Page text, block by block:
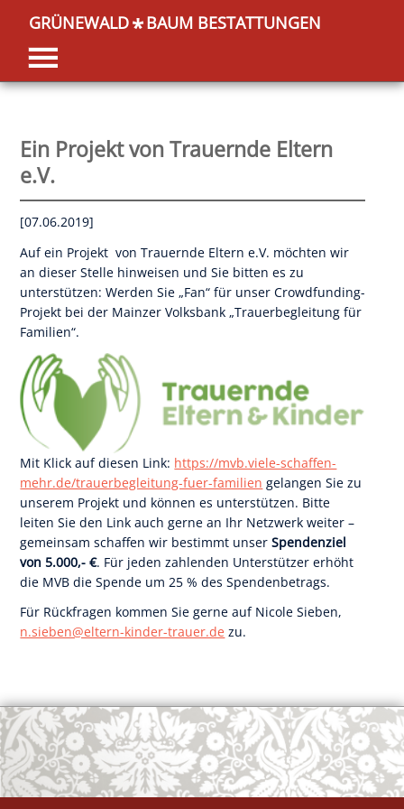
OK
European Commission | Cookies Policy
powered by WPCookiePro
GRÜNEWALD*BAUM BESTATTUNGEN
Ein Projekt von Trauernde Eltern
e.V.
[07.06.2019]
Auf ein Projekt von Trauernde Eltern e.V. möchten wir
an dieser Stelle hinweisen und Sie bitten es zu
unterstützen: Werden Sie „Fan“ für unser Crowdfunding-
Projekt bei der Mainzer Volksbank „Trauerbegleitung für
Familien“.
Mit Klick auf diesen Link: https://mvb.viele-schaffen-
mehr.de/trauerbegleitung-fuer-familien gelangen Sie zu
unserem Projekt und können es unterstützen. Bitte
leiten Sie den Link auch gerne an Ihr Netzwerk weiter –
gemeinsam schaffen wir bestimmt unserSpendenziel
von 5.000,- €. Für jeden zahlenden Unterstützer erhöht
die MVB die Spende um 25 % des Spendenbetrags.
Für Rückfragen kommen Sie gerne auf Nicole Sieben,
n.sieben@eltern-kinder-trauer.de zu.